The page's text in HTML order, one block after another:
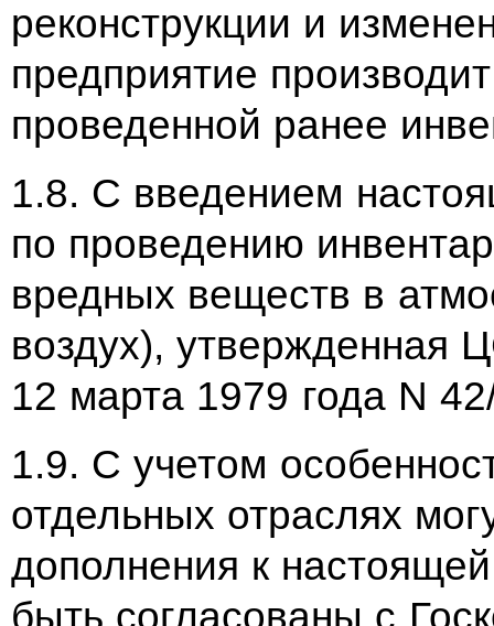
реконструкции и
предприятие
проведенной ранее
1.8. С введением
по проведению
вредных веществ в
воздух),
12 марта 1979 года N
1.9. С учетом
отдельных отраслях
дополнения к
быть согласованы с